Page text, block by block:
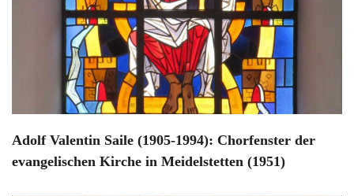
Adolf Valentin Saile (1905-1994): Chorfenster der
evangelischen Kirche in Meidelstetten (1951)